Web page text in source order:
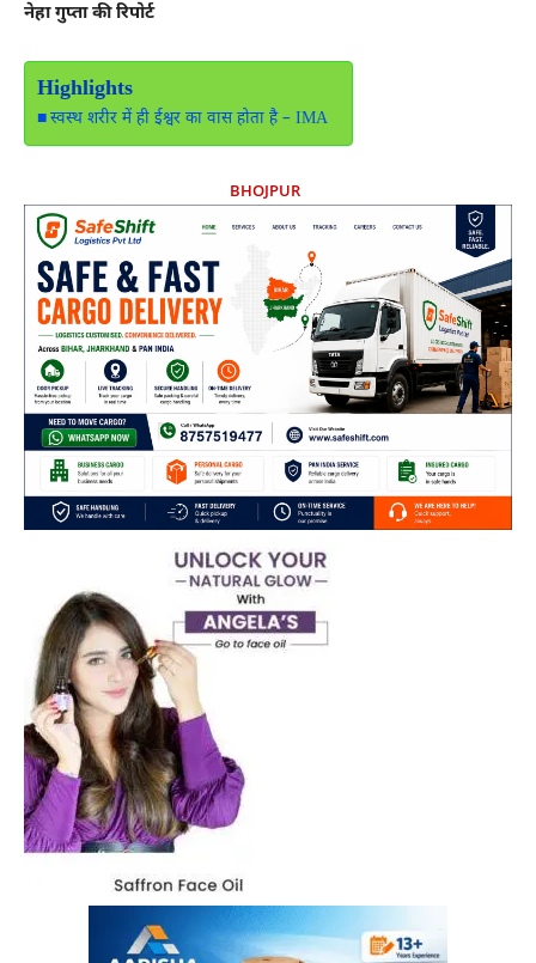
नेहा गुप्ता की रिपोर्ट
Highlights
स्वस्थ शरीर में ही ईश्वर का वास होता है – IMA
BHOJPUR